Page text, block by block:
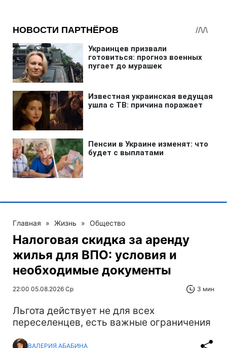
Главная » Жизнь » Общество
Налоговая скидка за аренду
жилья для ВПО: условия и
необходимые документы
22:00 05.08.2026 Ср 3 мин
Льгота действует не для всех
переселенцев, есть важные ограничения
ВАЛЕРИЯ АБАБИНА